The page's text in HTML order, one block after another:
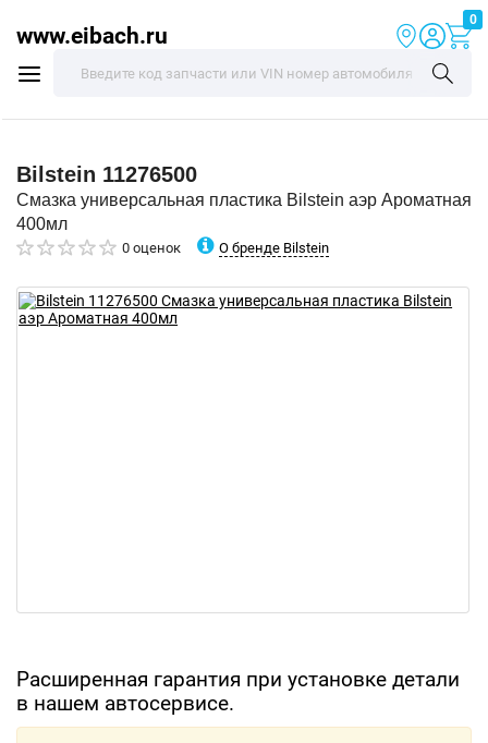
www.eibach.ru
0
Bilstein 11276500
Смазка универсальная пластика Bilstein аэр Ароматная
400мл
0 оценок О бренде Bilstein
Расширенная гарантия при установке детали
в нашем автосервисе.